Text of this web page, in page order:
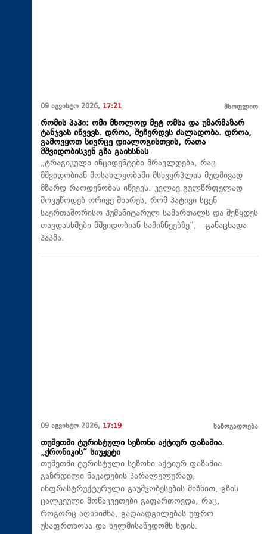
09 აგვისტო 2026, 17:21 მსოფლიო
რომის პაპი: ომი მხოლოდ მეტ ომსა და უზარმაზარ
ტანჯვას იწვევს. დროა, შეჩერდეს ძალადობა. დროა,
გამოვყოთ სივრცე დიალოგისთვის, რათა
მშვიდობისკენ გზა გაიხსნას
„ტრაგიკული ინციდენტები მრავლდება, რაც
მშვიდობიან მოსახლეობაში მსხვერპლის მუდმივად
მზარდ რაოდენობას იწვევს. კვლავ გულწრფელად
მოვუწოდებ ორივე მხარეს, რომ პატივი სცენ
საერთაშორისო ჰუმანიტარულ სამართალს და შეწყდეს
თავდასხმები მშვიდობიან სამიზნეებზე“, - განაცხადა
პაპმა.
09 აგვისტო 2026, 17:19 საზოგადოება
თუშეთში ტურისტული სეზონი აქტიურ ფაზაშია.
„ქრონიკის“ სიუჟეტი
თუშეთში ტურისტული სეზონი აქტიურ ფაზაშია.
გაზრდილი ნაკადების პარალელურად,
ინფრასტრუქტურული გაუმჯობესების მიზნით, გზის
ცალკეული მონაკვეთები გაფართოვდა, რაც,
როგორც აღინიშნა, გადაადგილებას უფრო
უსაფრთხოსა და ხელმისაწვდომს ხდის.